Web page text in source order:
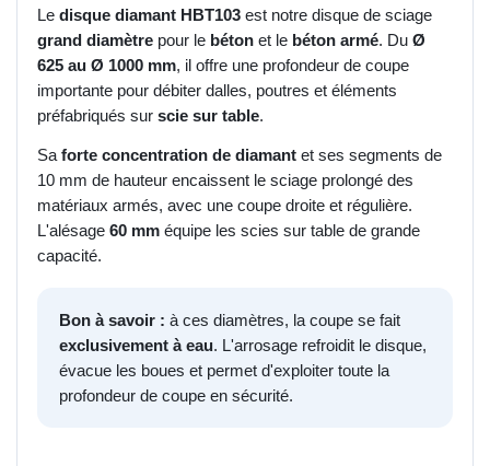
Le disque diamant HBT103 est notre disque de sciage
grand diamètre pour le béton et le béton armé. Du Ø
625 au Ø 1000 mm, il offre une profondeur de coupe
importante pour débiter dalles, poutres et éléments
préfabriqués sur scie sur table.
Sa forte concentration de diamant et ses segments de
10 mm de hauteur encaissent le sciage prolongé des
matériaux armés, avec une coupe droite et régulière.
L'alésage 60 mm équipe les scies sur table de grande
capacité.
Bon à savoir : à ces diamètres, la coupe se fait
exclusivement à eau. L'arrosage refroidit le disque,
évacue les boues et permet d'exploiter toute la
profondeur de coupe en sécurité.